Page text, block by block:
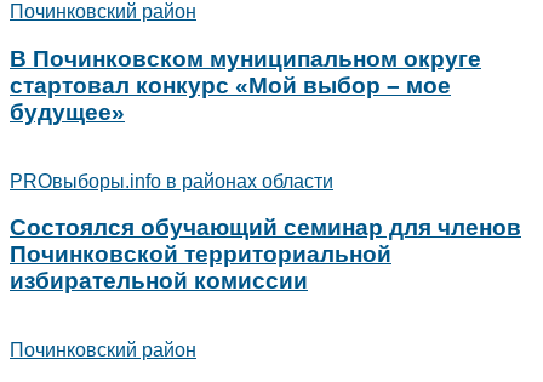
Починковский район
В Починковском муниципальном округе
стартовал конкурс «Мой выбор – мое
будущее»
PROвыборы.info в районах области
Состоялся обучающий семинар для членов
Починковской территориальной
избирательной комиссии
Починковский район